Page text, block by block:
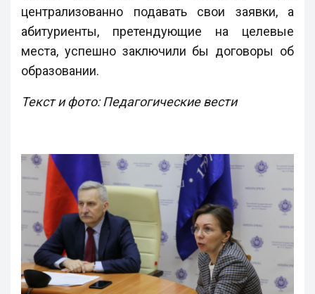
централизованно подавать свои заявки, а
абитуриенты, претендующие на целевые
места, успешно заключили бы договоры об
образовании.
Текст и фото: Педагогические вести